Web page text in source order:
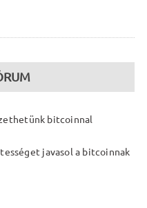
bitcoinnal
javasol a bitcoinnak